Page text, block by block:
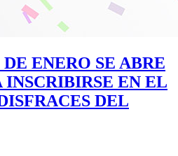
ENERO SE ABRE
EN EL
DEL